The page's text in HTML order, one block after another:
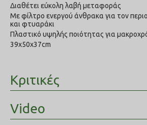
Διαθέτει εύκολη λαβή μεταφοράς
Με φίλτρο ενεργού άνθρακα για τον
και φτυαράκι
Πλαστικό υψηλής ποιότητας για
39x50x37cm
Κριτικές
Video